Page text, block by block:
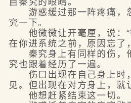
自秦究的眼睛。
游惑缓过那一阵疼痛，
究一下。
他微微让开毫厘，说：“
在你进系统之前，原因忘了
秦究身上有同样的伤，
究也跟着经历了一遍。
伤口出现在自己身上时
见。但出现在对方身上，就
他想赶紧结束这一切。